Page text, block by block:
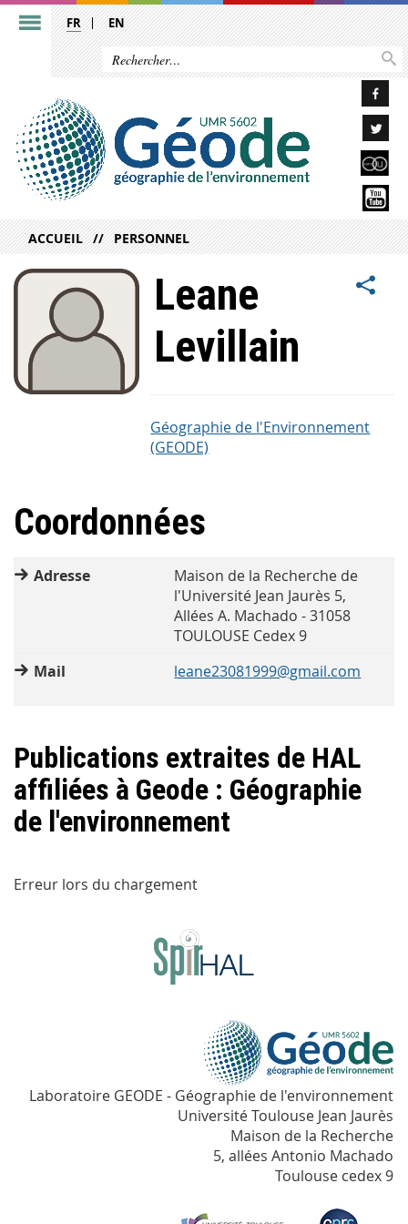
FR EN
ACCUEIL PERSONNEL
Leane
Levillain
Géographie de l'Environnement
(GEODE)
Coordonnées
Adresse
Maison de la Recherche de
l'Université Jean Jaurès 5,
Allées A. Machado - 31058
TOULOUSE Cedex 9
Mail
leane23081999@gmail.com
Publications extraites de HAL
affiliées à Geode : Géographie
de l'environnement
Erreur lors du chargement
Laboratoire GEODE - Géographie de l'environnement
Université Toulouse Jean Jaurès
Maison de la Recherche
5, allées Antonio Machado
Toulouse cedex 9